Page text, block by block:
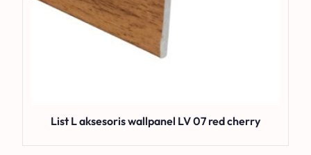
List L aksesoris wallpanel LV 07 red cherry